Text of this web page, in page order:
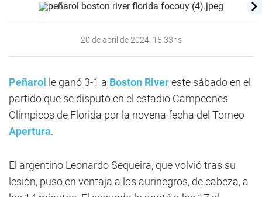
20 de abril de 2024, 15:33hs
Peñarol le ganó 3-1 a Boston Rivereste sábado en el
partido que se disputó en el estadio Campeones
Olímpicos de Florida por la novena fecha del Torneo
Apertura.
El argentino Leonardo Sequeira, que volvió tras su
lesión, puso en ventaja a los aurinegros, de cabeza, a